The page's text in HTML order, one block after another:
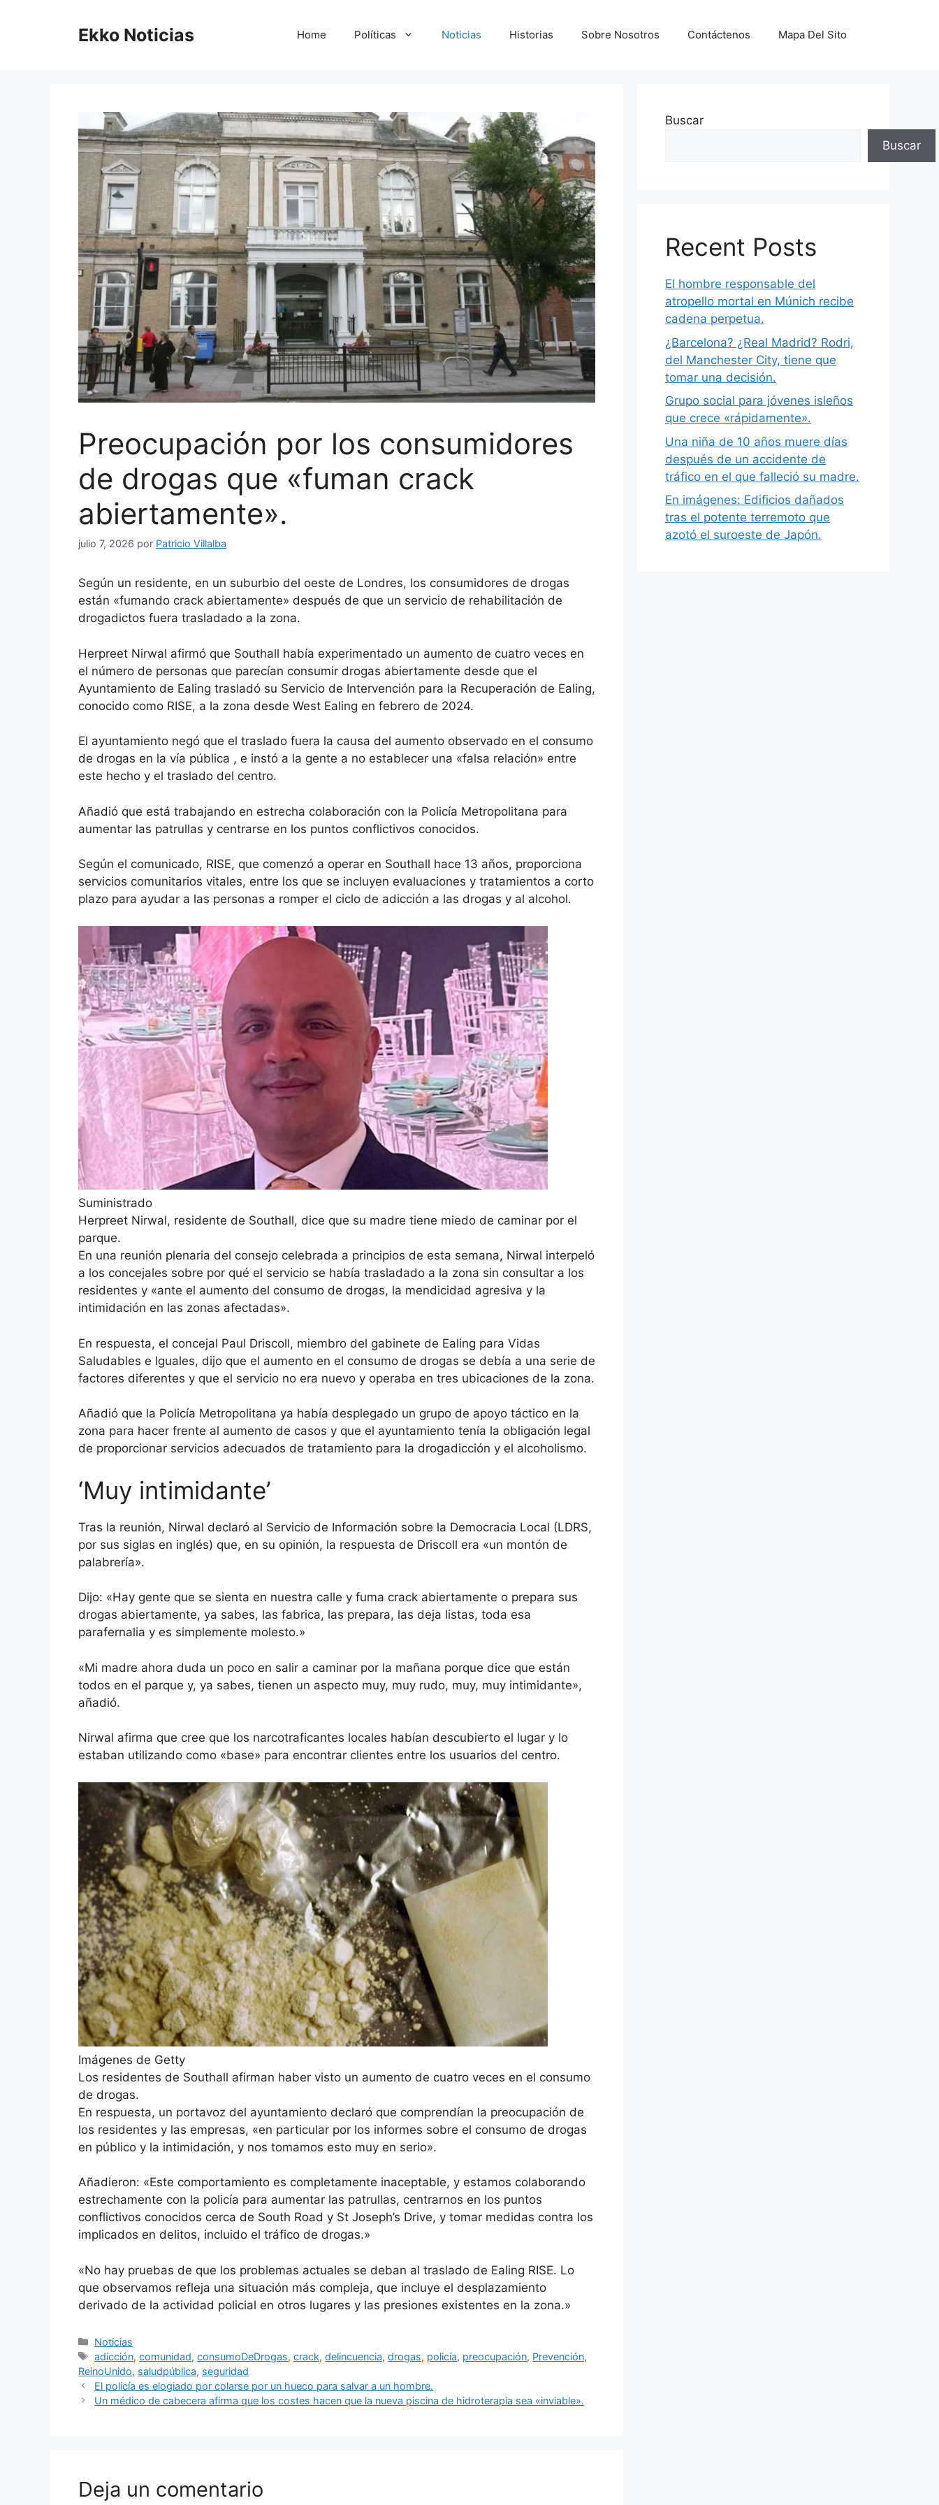
Ekko Noticias Home Políticas Noticias Historias Sobre Nosotros Contáctenos Mapa Del Sito
Preocupación por los consumidores
de drogas que «fuman crack
abiertamente».
julio 7, 2026 por Patricio Villalba
Según un residente, en un suburbio del oeste de Londres, los consumidores de drogas
están «fumando crack abiertamente» después de que un servicio de rehabilitación de
drogadictos fuera trasladado a la zona.
Herpreet Nirwal afirmó que Southall había experimentado un aumento de cuatro veces en
el número de personas que parecían consumir drogas abiertamente desde que el
Ayuntamiento de Ealing trasladó su Servicio de Intervención para la Recuperación de Ealing,
conocido como RISE, a la zona desde West Ealing en febrero de 2024.
El ayuntamiento negó que el traslado fuera la causa del aumento observado en el consumo
de drogas en la vía pública , e instó a la gente a no establecer una «falsa relación» entre
este hecho y el traslado del centro.
Añadió que está trabajando en estrecha colaboración con la Policía Metropolitana para
aumentar las patrullas y centrarse en los puntos conflictivos conocidos.
Según el comunicado, RISE, que comenzó a operar en Southall hace 13 años, proporciona
servicios comunitarios vitales, entre los que se incluyen evaluaciones y tratamientos a corto
plazo para ayudar a las personas a romper el ciclo de adicción a las drogas y al alcohol.
Suministrado
Herpreet Nirwal, residente de Southall, dice que su madre tiene miedo de caminar por el
parque.
En una reunión plenaria del consejo celebrada a principios de esta semana, Nirwal interpeló
a los concejales sobre por qué el servicio se había trasladado a la zona sin consultar a los
residentes y «ante el aumento del consumo de drogas, la mendicidad agresiva y la
intimidación en las zonas afectadas».
En respuesta, el concejal Paul Driscoll, miembro del gabinete de Ealing para Vidas
Saludables e Iguales, dijo que el aumento en el consumo de drogas se debía a una serie de
factores diferentes y que el servicio no era nuevo y operaba en tres ubicaciones de la zona.
Añadió que la Policía Metropolitana ya había desplegado un grupo de apoyo táctico en la
zona para hacer frente al aumento de casos y que el ayuntamiento tenía la obligación legal
de proporcionar servicios adecuados de tratamiento para la drogadicción y el alcoholismo.
‘Muy intimidante’
Tras la reunión, Nirwal declaró al Servicio de Información sobre la Democracia Local (LDRS,
por sus siglas en inglés) que, en su opinión, la respuesta de Driscoll era «un montón de
palabrería».
Dijo: «Hay gente que se sienta en nuestra calle y fuma crack abiertamente o prepara sus
drogas abiertamente, ya sabes, las fabrica, las prepara, las deja listas, toda esa
parafernalia y es simplemente molesto.»
«Mi madre ahora duda un poco en salir a caminar por la mañana porque dice que están
todos en el parque y, ya sabes, tienen un aspecto muy, muy rudo, muy, muy intimidante»,
añadió.
Nirwal afirma que cree que los narcotraficantes locales habían descubierto el lugar y lo
estaban utilizando como «base» para encontrar clientes entre los usuarios del centro.
Imágenes de Getty
Los residentes de Southall afirman haber visto un aumento de cuatro veces en el consumo
de drogas.
En respuesta, un portavoz del ayuntamiento declaró que comprendían la preocupación de
los residentes y las empresas, «en particular por los informes sobre el consumo de drogas
en público y la intimidación, y nos tomamos esto muy en serio».
Añadieron: «Este comportamiento es completamente inaceptable, y estamos colaborando
estrechamente con la policía para aumentar las patrullas, centrarnos en los puntos
conflictivos conocidos cerca de South Road y St Joseph’s Drive, y tomar medidas contra los
implicados en delitos, incluido el tráfico de drogas.»
«No hay pruebas de que los problemas actuales se deban al traslado de Ealing RISE. Lo
que observamos refleja una situación más compleja, que incluye el desplazamiento
derivado de la actividad policial en otros lugares y las presiones existentes en la zona.»
Categorías
Noticias
Etiquetas
adicción,comunidad,consumoDeDrogas,crack,delincuencia,drogas, policía, preocupación, Prevención,
ReinoUnido, saludpública, seguridad
El policía es elogiado por colarse por un hueco para salvar a un hombre.
Un médico de cabecera afirma que los costes hacen que la nueva piscina de hidroterapia sea «inviable».
Deja un comentario
Buscar
Buscar
Recent Posts
El hombre responsable del
atropello mortal en Múnich recibe
cadena perpetua.
¿Barcelona? ¿Real Madrid? Rodri,
del Manchester City, tiene que
tomar una decisión.
Grupo social para jóvenes isleños
que crece «rápidamente».
Una niña de 10 años muere días
después de un accidente de
tráfico en el que falleció su madre.
En imágenes: Edificios dañados
tras el potente terremoto que
azotó el suroeste de Japón.